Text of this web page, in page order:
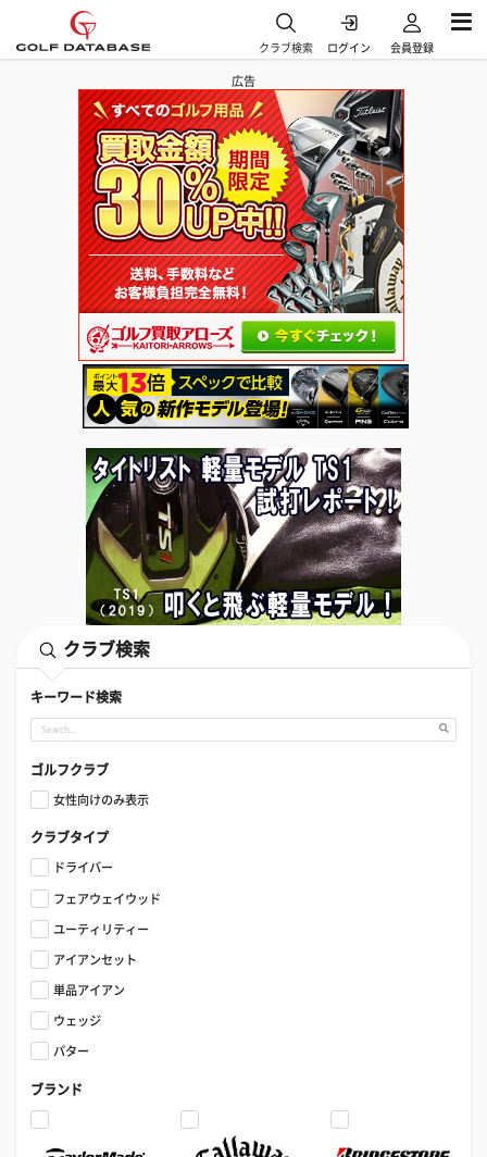
クラブ検索 ログイン 会員登録
広告
クラブ検索
キーワード検索
ゴルフクラブ
女性向けのみ表示
クラブタイプ
ドライバー
フェアウェイウッド
ユーティリティー
アイアンセット
単品アイアン
ウェッジ
パター
ブランド